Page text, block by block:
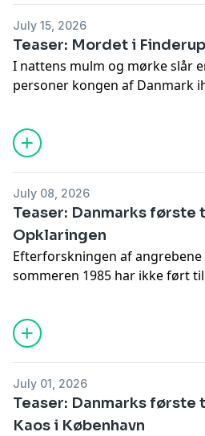
brændte kystbyer ned. Hør
July 15, 2026
Teaser: Mordet i
I nattens mulm og mørke slår
personer kongen af Danmark
kølleslag i hovedet. Kong Erik
dræbt i en lade i Jylland.
hvorfor skulle den danske
detaljen fortæller i dette afsnit
dramatisk fortælling fra
fiktionen til at blegne. Hør
July 08, 2026
Teaser: Danmarks første
Opklaringen
Efterforskningen af angrebene
sommeren 1985 har ikke ført
Ingen aner, hvem de tre
sig pludselig, da et
over en lille skotsk by. For den
forunderlig vis med at sætte
Lyd
July 01, 2026
Teaser: Danmarks første
Kaos i København